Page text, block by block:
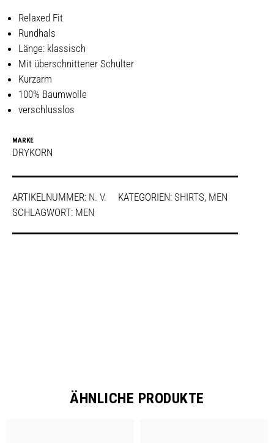
Relaxed Fit
Rundhals
Länge: klassisch
Mit überschnittener Schulter
Kurzarm
100% Baumwolle
verschlusslos
MARKE
DRYKORN
ARTIKELNUMMER: N. V. KATEGORIEN: SHIRTS, MEN
SCHLAGWORT: MEN
ÄHNLICHE PRODUKTE